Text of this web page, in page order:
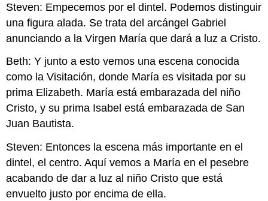
Steven: Empecemos por el dintel. Podemos distinguir
una figura alada. Se trata del arcángel Gabriel
anunciando a la Virgen María que dará a luz a Cristo.
Beth: Y junto a esto vemos una escena conocida
como la Visitación, donde María es visitada por su
prima Elizabeth. María está embarazada del niño
Cristo, y su prima Isabel está embarazada de San
Juan Bautista.
Steven: Entonces la escena más importante en el
dintel, el centro. Aquí vemos a María en el pesebre
acabando de dar a luz al niño Cristo que está
envuelto justo por encima de ella.